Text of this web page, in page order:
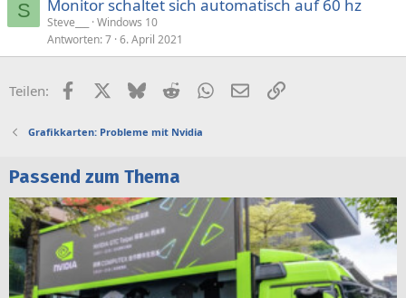
S Monitor schaltet sich automatisch auf 60 hz
Steve___
Windows 10
Antworten 7 6. April 2021
Teilen: FacebookX (Twitter)
BlueskyRedditWhatsApp
E-MailLink
Grafikkarten: Probleme mit Nvidia
Passend zum Thema